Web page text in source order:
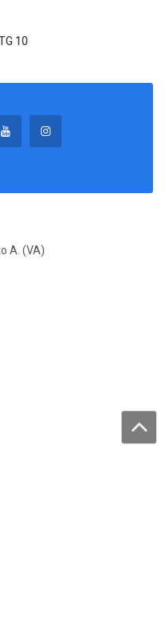
10
A. (VA)